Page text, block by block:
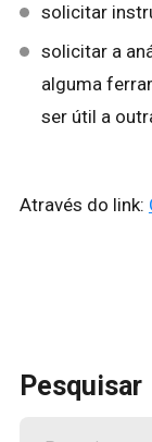
solicitar
solicitar a
alguma
ser útil a
Através do link:
Pesquisar